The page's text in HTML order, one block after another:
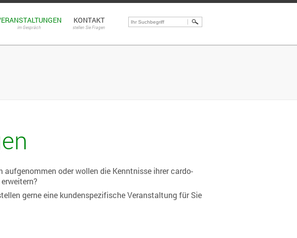
im Gespräch
KONTAKT
stellen Sie Fragen
oder wollen die Kenntnisse ihrer cardo-
gerne eine kundenspezifische Veranstaltung für Sie